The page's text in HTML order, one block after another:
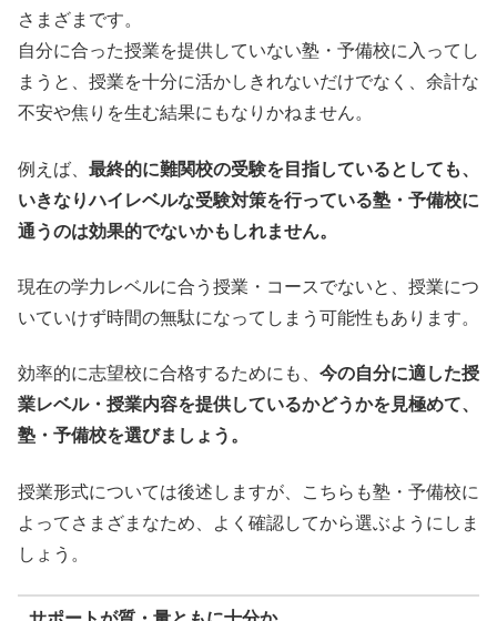
さまざまです。
自分に合った授業を提供していない塾・予備校に入ってし
まうと、授業を十分に活かしきれないだけでなく、余計な
不安や焦りを生む結果にもなりかねません。
例えば、 最終的に難関校の受験を目指しているとしても、
いきなりハイレベルな受験対策を行っている塾・予備校に
通うのは効果的でないかもしれません。
現在の学力レベルに合う授業・コースでないと、授業につ
いていけず時間の無駄になってしまう可能性もあります。
効率的に志望校に合格するためにも、 今の自分に適した授
業レベル・授業内容を提供しているかどうかを見極めて、
塾・予備校を選びましょう。
授業形式については後述しますが、こちらも塾・予備校に
よってさまざまなため、よく確認してから選ぶようにしま
しょう。